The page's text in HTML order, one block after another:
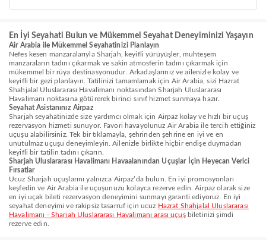
En İyi Seyahati Bulun ve Mükemmel Seyahat Deneyiminizi Yaşayın
Air Arabia ile Mükemmel Seyahatinizi Planlayın
Nefes kesen manzaralarıyla Sharjah, keyifli yürüyüşler, muhteşem
manzaraların tadını çıkarmak ve sakin atmosferin tadını çıkarmak için
mükemmel bir rüya destinasyonudur. Arkadaşlarınız ve ailenizle kolay ve
keyifli bir gezi planlayın. Tatilinizi tamamlamak için Air Arabia, sizi Hazrat
Shahjalal Uluslararası Havalimanı noktasından Sharjah Uluslararası
Havalimanı noktasına götürerek birinci sınıf hizmet sunmaya hazır.
Seyahat Asistanınız Airpaz
Sharjah seyahatinizde size yardımcı olmak için Airpaz kolay ve hızlı bir uçuş
rezervasyon hizmeti sunuyor. Favori havayolunuz Air Arabia ile tercih ettiğiniz
uçuşu alabilirsiniz. Tek bir tıklamayla, şehrinden şehrine en iyi ve en
unutulmaz uçuşu deneyimleyin. Ailenizle birlikte hiçbir endişe duymadan
keyifli bir tatilin tadını çıkarın.
Sharjah Uluslararası Havalimanı Havaalanından Uçuşlar İçin Heyecan Verici
Fırsatlar
Ucuz Sharjah uçuşlarını yalnızca Airpaz’da bulun. En iyi promosyonları
keşfedin ve Air Arabia ile uçuşunuzu kolayca rezerve edin. Airpaz olarak size
en iyi uçak bileti rezervasyon deneyimini sunmayı garanti ediyoruz. En iyi
seyahat deneyimi ve rakipsiz tasarruf için ucuz Hazrat Shahjalal Uluslararası
Havalimanı - Sharjah Uluslararası Havalimanı arası uçuşbiletinizi şimdi
rezerve edin.